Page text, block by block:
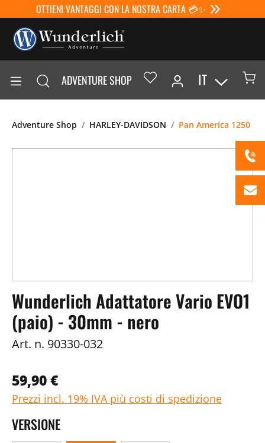
OTTIENI VANTAGGI CON LA NOSTRA CARTA 💳✨
ADVENTURE SHOP IT
Adventure Shop HARLEY-DAVIDSON Pan America 1250
Wunderlich Adattatore Vario EVO1
(paio) - 30mm - nero
Art. n. 90330-032
59,90 €
Prezzi incl. 19% IVA più costi di spedizione
VERSIONE